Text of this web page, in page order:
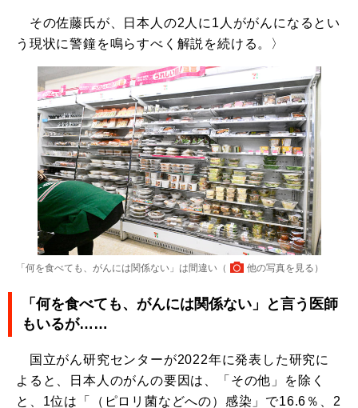
その佐藤氏が、日本人の2人に1人ががんになるとい
う現状に警鐘を鳴らすべく解説を続ける。〉
「何を食べても、がんには関係ない」は間違い（ 他の写真を見る ）
「何を食べても、がんには関係ない」と言う医師
もいるが……
国立がん研究センターが2022年に発表した研究に
よると、日本人のがんの要因は、「その他」を除く
と、1位は「（ピロリ菌などへの）感染」で16.6％、2